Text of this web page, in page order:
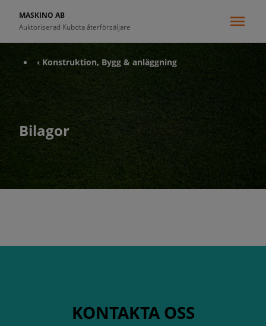
MASKINO AB
Auktoriserad Kubota återförsäljare
‹ Konstruktion, Bygg & anläggning
Bilagor
KONTAKTA OSS